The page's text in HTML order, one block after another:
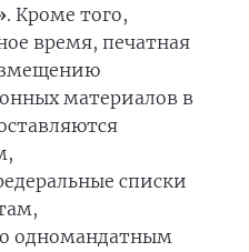
. Кроме того,
время, печатная
материалов в
списки
одномандатным